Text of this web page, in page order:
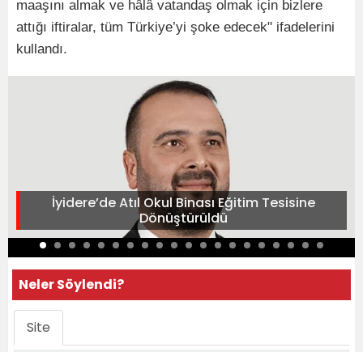
maaşını almak ve hâlâ vatandaş olmak için bizlere
attığı iftiralar, tüm Türkiye’yi şoke edecek" ifadelerini
kullandı.
İyidere’de Atıl Okul Binası Eğitim Tesisine
Dönüştürüldü
Neler Söylendi?
Site